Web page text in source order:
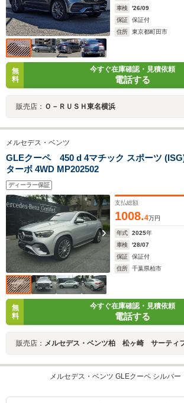
車検
'26/09
保証
保証付
住所
東京都町田市
無
料
今すぐ在庫確認・見積依頼
電話する
販売店： Ｏ－ＲＵＳＨ東名横浜
メルセデス・ベンツ
GLEクーペ 450 d 4マチック スポーツ
ターボ 4WD MP202502
ディーラー保証
支払総額
1008.4万円
年式 2025年
車検
'28/07
保証
保証付
住所
千葉県柏市
無
料
今すぐ在庫確認・見積依頼
電話する
販売店： メルセデス・ベンツ柏 松ヶ崎 サーティファ
メルセデス・ベンツ GLEクーペ シルバ